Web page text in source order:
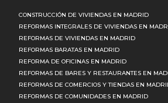
CONSTRUCCIÓN DE VIVIENDAS EN MADRID
REFORMAS INTEGRALES DE VIVIENDAS EN
REFORMAS DE VIVIENDAS EN MADRID
REFORMAS BARATAS EN MADRID
REFORMA DE OFICINAS EN MADRID
REFORMAS DE BARES Y RESTAURANTES EN
REFORMAS DE COMERCIOS Y TIENDAS EN
REFORMAS DE COMUNIDADES EN MADRID